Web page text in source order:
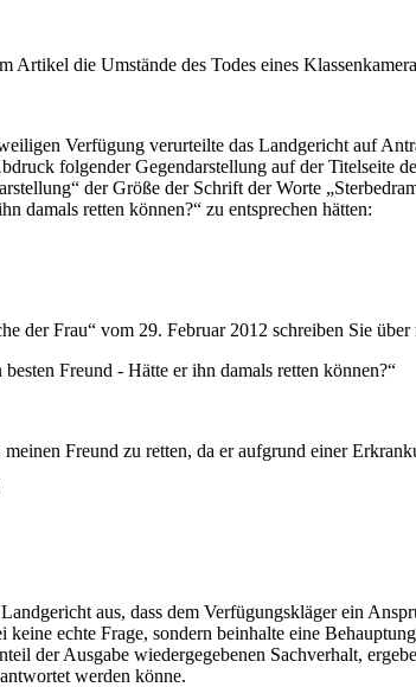
Artikel die Umstände des Todes eines
Verfügung verurteilte das Landgericht auf
folgender Gegendarstellung auf der Titelseite
der Größe der Schrift der Worte
damals retten können?“ zu entsprechen hätten:
der Frau“ vom 29. Februar 2012 schreiben Sie über
besten Freund - Hätte er ihn damals retten können?“
Freund zu retten, da er aufgrund einer
aus, dass dem Verfügungskläger ein
keine echte Frage, sondern beinhalte eine
der Ausgabe wiedergegebenen Sachverhalt,
werden könne.